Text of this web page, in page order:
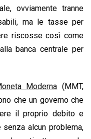
ovviamente tranne
ma le tasse per
riscosse così come
banca centrale per
Moderna (MMT,
che un governo che
il proprio debito e
alcun problema,